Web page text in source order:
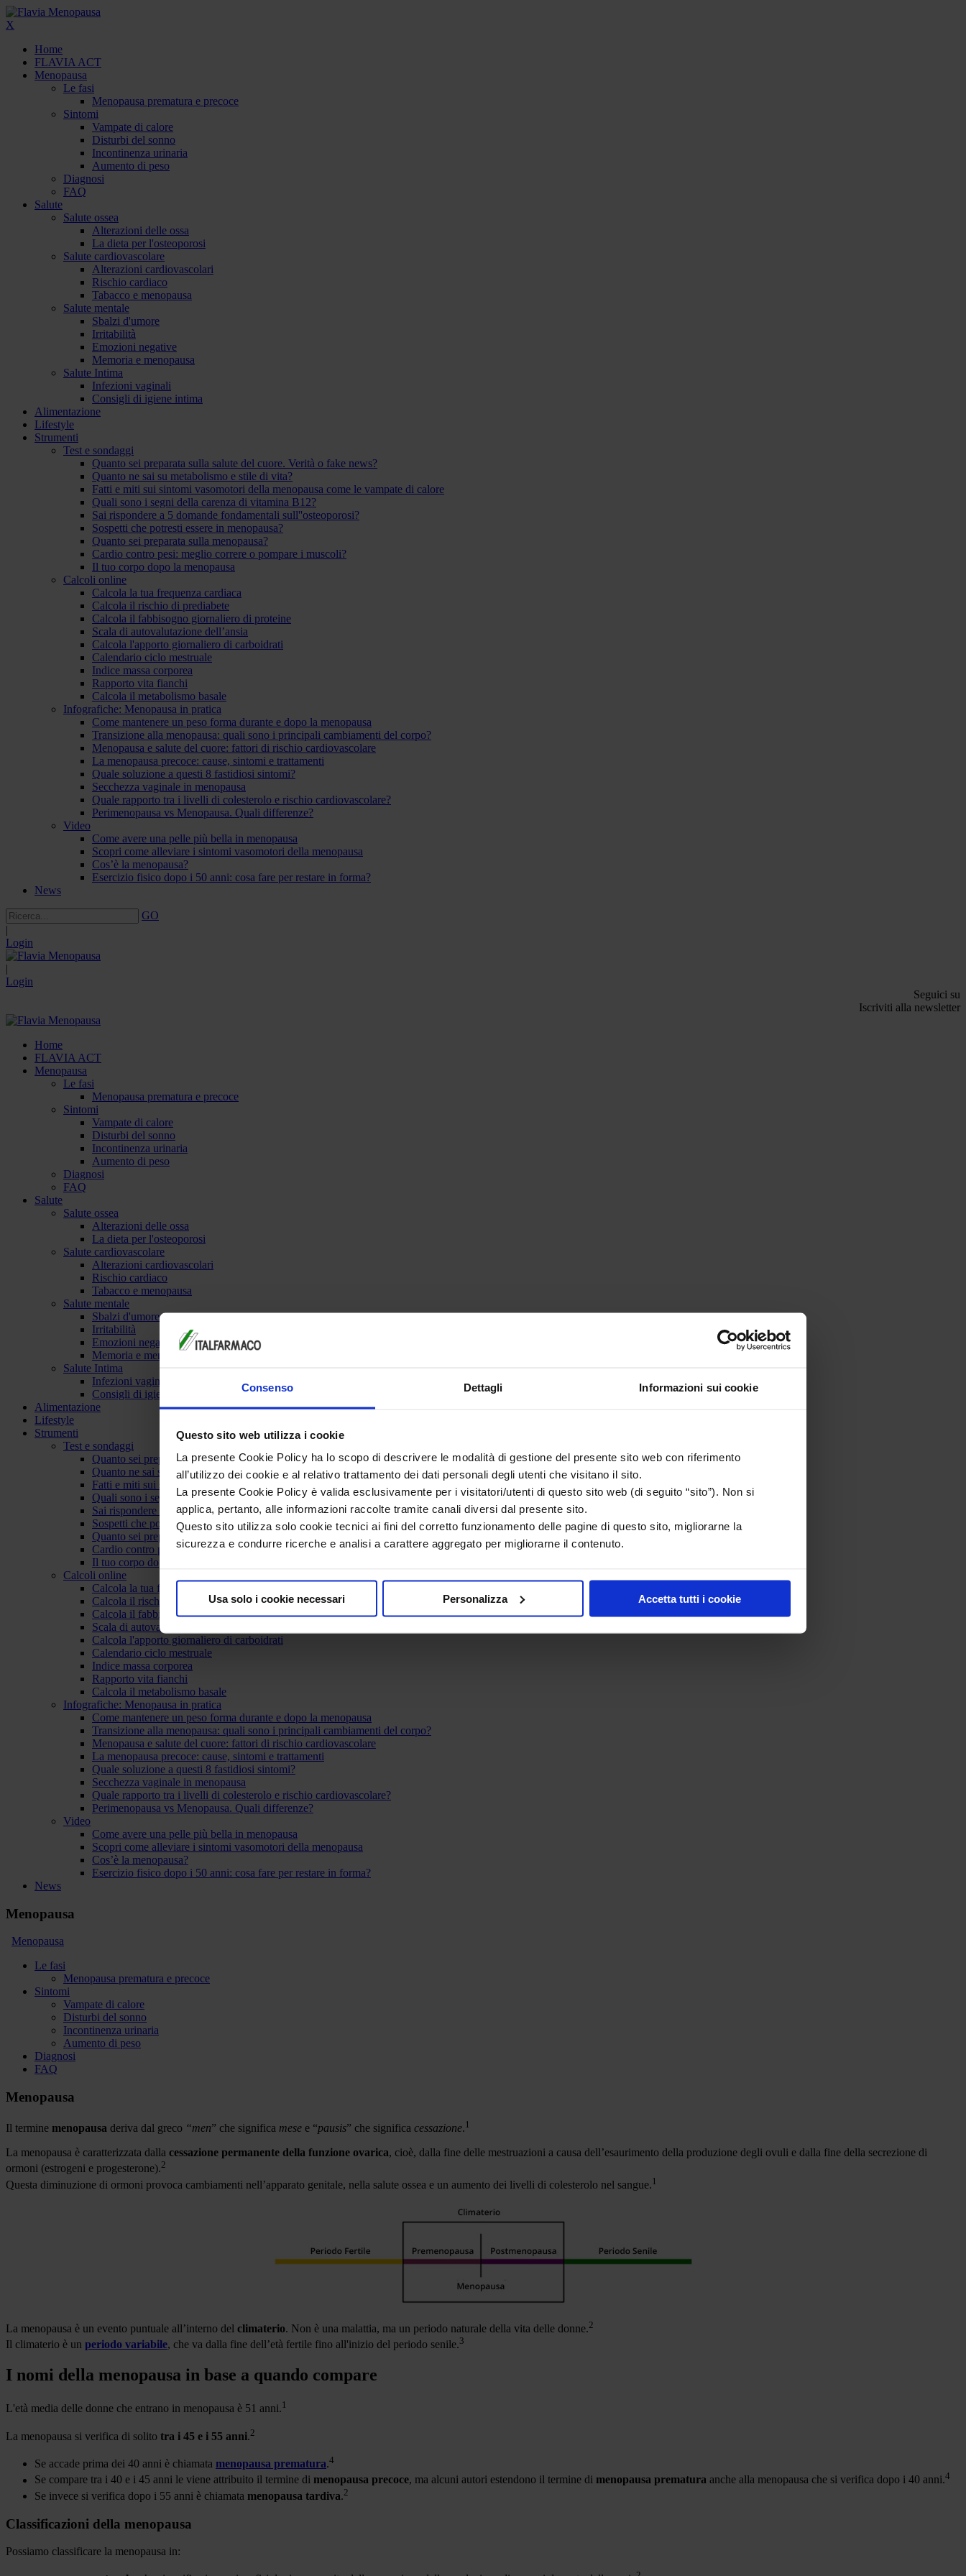
Consenso Dettagli Informazioni sui cookie
Questo sito web utilizza i cookie
La presente Cookie Policy ha lo scopo di descrivere le modalità di gestione del presente sito web con riferimento
all’utilizzo dei cookie e al relativo trattamento dei dati personali degli utenti che visitano il sito.
La presente Cookie Policy è valida esclusivamente per i visitatori/utenti di questo sito web (di seguito “sito”). Non si
applica, pertanto, alle informazioni raccolte tramite canali diversi dal presente sito.
Questo sito utilizza solo cookie tecnici ai fini del corretto funzionamento delle pagine di questo sito, migliorarne la
sicurezza e condurre ricerche e analisi a carattere aggregato per migliorarne il contenuto.
Usa solo i cookie necessari Personalizza Accetta tutti i cookie
X
Home
FLAVIA ACT
Menopausa
Le fasi
Menopausa prematura e precoce
Sintomi
Vampate di calore
Disturbi del sonno
Incontinenza urinaria
Aumento di peso
Diagnosi
FAQ
Salute
Salute ossea
Alterazioni delle ossa
La dieta per l'osteoporosi
Salute cardiovascolare
Alterazioni cardiovascolari
Rischio cardiaco
Tabacco e menopausa
Salute mentale
Sbalzi d'umore
Irritabilità
Emozioni negative
Memoria e menopausa
Salute Intima
Infezioni vaginali
Consigli di igiene intima
Alimentazione
Lifestyle
Strumenti
Test e sondaggi
Quanto sei preparata sulla salute del cuore. Verità o fake news?
Quanto ne sai su metabolismo e stile di vita?
Fatti e miti sui sintomi vasomotori della menopausa come le vampate di calore
Quali sono i segni della carenza di vitamina B12?
Sai rispondere a 5 domande fondamentali sull''osteoporosi?
Sospetti che potresti essere in menopausa?
Quanto sei preparata sulla menopausa?
Cardio contro pesi: meglio correre o pompare i muscoli?
Il tuo corpo dopo la menopausa
Calcoli online
Calcola la tua frequenza cardiaca
Calcola il rischio di prediabete
Calcola il fabbisogno giornaliero di proteine
Scala di autovalutazione dell’ansia
Calcola l'apporto giornaliero di carboidrati
Calendario ciclo mestruale
Indice massa corporea
Rapporto vita fianchi
Calcola il metabolismo basale
Infografiche: Menopausa in pratica
Come mantenere un peso forma durante e dopo la menopausa
Transizione alla menopausa: quali sono i principali cambiamenti del corpo?
Menopausa e salute del cuore: fattori di rischio cardiovascolare
La menopausa precoce: cause, sintomi e trattamenti
Quale soluzione a questi 8 fastidiosi sintomi?
Secchezza vaginale in menopausa
Quale rapporto tra i livelli di colesterolo e rischio cardiovascolare?
Perimenopausa vs Menopausa. Quali differenze?
Video
Come avere una pelle più bella in menopausa
Scopri come alleviare i sintomi vasomotori della menopausa
Cos’è la menopausa?
Esercizio fisico dopo i 50 anni: cosa fare per restare in forma?
News
GO
|
Login
|
Login
Seguici su
Iscriviti alla newsletter
Home
FLAVIA ACT
Menopausa
Le fasi
Menopausa prematura e precoce
Sintomi
Vampate di calore
Disturbi del sonno
Incontinenza urinaria
Aumento di peso
Diagnosi
FAQ
Salute
Salute ossea
Alterazioni delle ossa
La dieta per l'osteoporosi
Salute cardiovascolare
Alterazioni cardiovascolari
Rischio cardiaco
Tabacco e menopausa
Salute mentale
Sbalzi d'umore
Irritabilità
Emozioni negative
Memoria e menopausa
Salute Intima
Infezioni vaginali
Consigli di igiene intima
Alimentazione
Lifestyle
Strumenti
Test e sondaggi
Quanto sei preparata sulla salute del cuore. Verità o fake news?
Quanto ne sai su metabolismo e stile di vita?
Fatti e miti sui sintomi vasomotori della menopausa come le vampate di calore
Quali sono i segni della carenza di vitamina B12?
Sai rispondere a 5 domande fondamentali sull''osteoporosi?
Sospetti che potresti essere in menopausa?
Quanto sei preparata sulla menopausa?
Cardio contro pesi: meglio correre o pompare i muscoli?
Il tuo corpo dopo la menopausa
Calcoli online
Calcola la tua frequenza cardiaca
Calcola il rischio di prediabete
Calcola il fabbisogno giornaliero di proteine
Scala di autovalutazione dell’ansia
Calcola l'apporto giornaliero di carboidrati
Calendario ciclo mestruale
Indice massa corporea
Rapporto vita fianchi
Calcola il metabolismo basale
Infografiche: Menopausa in pratica
Come mantenere un peso forma durante e dopo la menopausa
Transizione alla menopausa: quali sono i principali cambiamenti del corpo?
Menopausa e salute del cuore: fattori di rischio cardiovascolare
La menopausa precoce: cause, sintomi e trattamenti
Quale soluzione a questi 8 fastidiosi sintomi?
Secchezza vaginale in menopausa
Quale rapporto tra i livelli di colesterolo e rischio cardiovascolare?
Perimenopausa vs Menopausa. Quali differenze?
Video
Come avere una pelle più bella in menopausa
Scopri come alleviare i sintomi vasomotori della menopausa
Cos’è la menopausa?
Esercizio fisico dopo i 50 anni: cosa fare per restare in forma?
News
Menopausa
Menopausa
Le fasi
Menopausa prematura e precoce
Sintomi
Vampate di calore
Disturbi del sonno
Incontinenza urinaria
Aumento di peso
Diagnosi
FAQ
Menopausa
Il termine menopausa deriva dal greco “men” che significa mese e “pausis” che significa cessazione.1
La menopausa è caratterizzata dalla cessazione permanente della funzione ovarica, cioè, dalla fine delle mestruazioni a causa dell’esaurimento della produzione degli ovuli e dalla fine della secrezione di
ormoni (estrogeni e progesterone).2
Questa diminuzione di ormoni provoca cambiamenti nell’apparato genitale, nella salute ossea e un aumento dei livelli di colesterolo nel sangue.1
La menopausa è un evento puntuale all’interno del climaterio. Non è una malattia, ma un periodo naturale della vita delle donne.2
Il climaterio è un periodo variabile, che va dalla fine dell’età fertile fino all'inizio del periodo senile.3
I nomi della menopausa in base a quando compare
L'età media delle donne che entrano in menopausa è 51 anni.1
La menopausa si verifica di solito tra i 45 e i 55 anni.2
Se accade prima dei 40 anni è chiamata menopausa prematura.4
Se compare tra i 40 e i 45 anni le viene attribuito il termine di menopausa precoce, ma alcuni autori estendono il termine di menopausa prematura anche alla menopausa che si verifica dopo i 40 anni.4
Se invece si verifica dopo i 55 anni è chiamata menopausa tardiva.2
Classificazioni della menopausa
Possiamo classificare la menopausa in: